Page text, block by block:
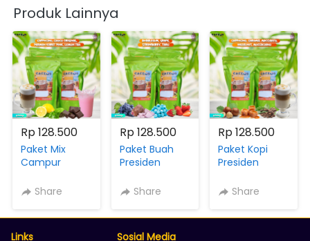
Produk Lainnya
Rp 128.500
Paket Mix
Campur
Minuman
Kemasan
Share
Rp 128.500
Paket Buah
Presiden
Minuman
500g Bubble
Share
Rp 128.500
Paket Kopi
Presiden
Minuman
Kopi Kemasan
Share
Links Sosial Media